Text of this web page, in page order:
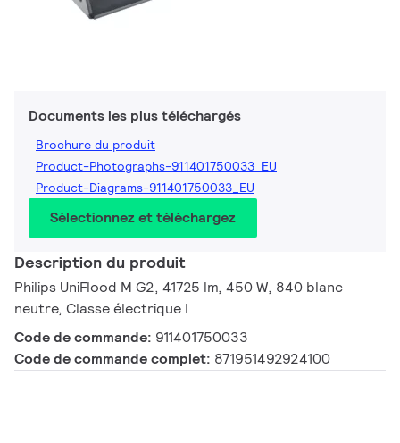
Documents les plus téléchargés
Brochure du produit
Product-Photographs-911401750033_EU
Product-Diagrams-911401750033_EU
Sélectionnez et téléchargez
Description du produit
Philips UniFlood M G2, 41725 lm, 450 W, 840 blanc
neutre, Classe électrique I
Code de commande: 911401750033
Code de commande complet: 871951492924100